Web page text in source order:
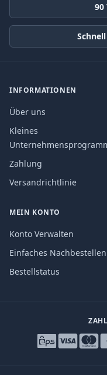
90
INFORMATIONEN
Über uns
Kleines
Zahlung
Versandrichtlinie
MEIN KONTO
Konto Verwalten
Einfaches Nachbestellen
Bestellstatus